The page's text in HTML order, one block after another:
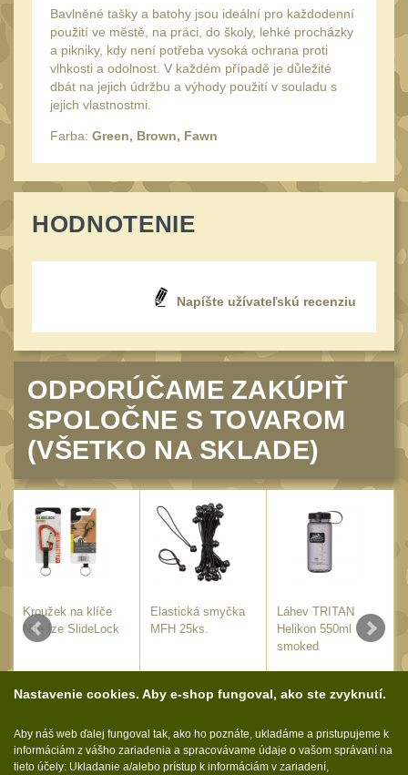
Dvojnožky 39
Dvojnožky na hlaveň 2
Dvojnožky pro picatinny
Dvojnožky pro M-LOK9
Dvojnožky pro Keymod
Dvojnožky na otočný
čep
OPTIKY
Monokuláry 5
Kolimátory53
Zvětšovací moduly 5
Na vzduchovku 15
Na kuše2
Velký oční reliéf
Na dlouhé
vzdálenosti
Krátka a střední
Príslušenstvo pre
optiku 9
Bavlněné tašky a batohy jsou ideální pro každodenní
použití ve městě, na práci, do školy, lehké procházky
a pikniky, kdy není potřeba vysoká ochrana proti
vlhkosti a odolnost. V každém případě je důležité
dbát na jejich údržbu a výhody použití v souladu s
jejich vlastnostmi.
Farba: Green, Brown, Fawn
HODNOTENIE
Napíšte užívateľskú recenziu
ODPORÚČAME ZAKÚPIŤ
SPOLOČNE S TOVAROM
(VŠETKO NA SKLADE)
Kroužek na klíče
Nite Ize SlideLock
8.95€
NA SKLADE
Elastická smyčka
MFH 25ks.
14.35€
NA SKLADE
Láhev TRITAN
Helikon 550ml
smoked
9.90€
NA SKLADE
Nastavenie cookies. Aby e-shop fungoval, ako ste zvyknutí.
Aby náš web ďalej fungoval tak, ako ho poznáte, ukladáme a pristupujeme k
informáciám z vášho zariadenia a spracovávame údaje o vašom správaní na
tieto účely: Ukladanie a/alebo prístup k informáciám v zariadení,